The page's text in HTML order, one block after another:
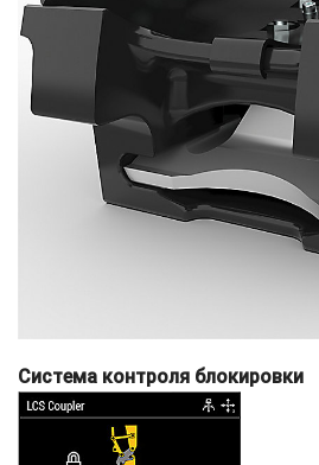
Система контроля блокировки